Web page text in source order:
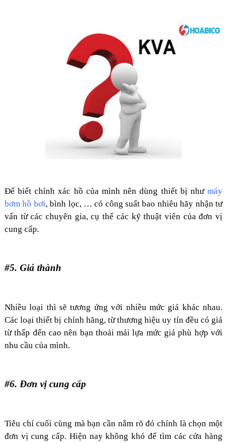
Để biết chính xác hồ của mình nên dùng thiết bị nhưmáy
bơm hồ bơi, bình lọc, … có công suất bao nhiêu hãy nhận tư
vấn từ các chuyên gia, cụ thể các kỹ thuật viên của đơn vị
cung cấp.
#5. Giá thành
Nhiều loại thì sẽ tương ứng với nhiều mức giá khác nhau.
Các loại thiết bị chính hãng, từ thương hiệu uy tín đều có giá
từ thấp đến cao nên bạn thoải mái lựa mức giá phù hợp với
nhu cầu của mình.
#6. Đơn vị cung cấp
Tiêu chí cuối cùng mà bạn cần nắm rõ đó chính là chọn một
đơn vị cung cấp. Hiện nay không khó để tìm các cửa hàng